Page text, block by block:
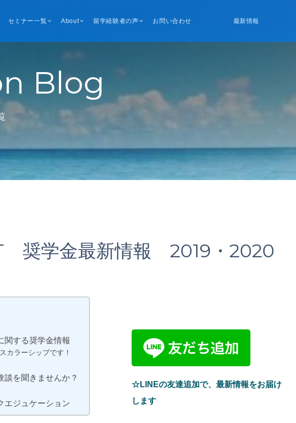
セミナー一覧 About 留学経験者の声 お問い合わせ 最新情報
Blog
奨学金最新情報 2019・2020
関する奨学金情報
ラーシップです！
を聞きませんか？
エジュケーション
☆LINEの友達追加で、最新情報をお届け
します